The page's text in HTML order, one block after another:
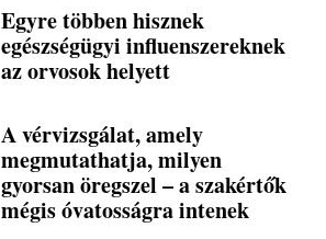
Egyre többen hisznek
egészségügyi influenszereknek
az orvosok helyett
A vérvizsgálat, amely
megmutathatja, milyen
gyorsan öregszel – a szakértők
mégis óvatosságra intenek